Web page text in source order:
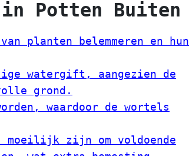
in Potten Buiten
planten belemmeren en hun
watergift, aangezien de
grond.
waardoor de wortels
moeilijk zijn om voldoende